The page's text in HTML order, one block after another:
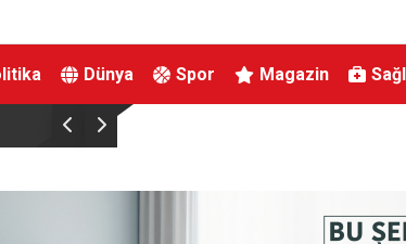
Dünya Spor Magazin
688 Milyon Lira Tutarında Tarımsal Destek Ödemesi